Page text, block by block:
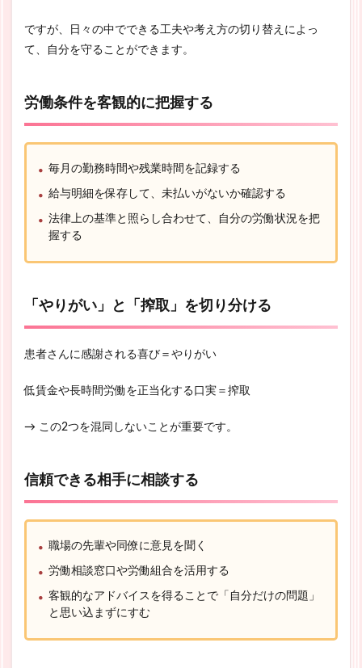
ですが、日々の中でできる工夫や考え方の切り替えによっ
て、自分を守ることができます。
労働条件を客観的に把握する
毎月の勤務時間や残業時間を記録する
給与明細を保存して、未払いがないか確認する
法律上の基準と照らし合わせて、自分の労働状況を把
握する
「やりがい」と「搾取」を切り分ける
患者さんに感謝される喜び＝やりがい
低賃金や長時間労働を正当化する口実＝搾取
→ この2つを混同しないことが重要です。
信頼できる相手に相談する
職場の先輩や同僚に意見を聞く
労働相談窓口や労働組合を活用する
客観的なアドバイスを得ることで「自分だけの問題」
と思い込まずにすむ